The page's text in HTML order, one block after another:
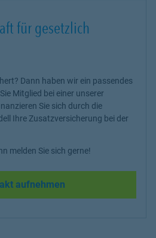
für gesetzlich
Dann haben wir ein passendes
Mitglied bei einer unserer
Sie sich durch die
Ihre Zusatzversicherung bei der
melden Sie sich gerne!
aufnehmen